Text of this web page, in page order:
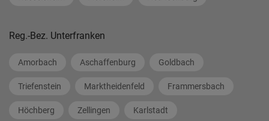
Reg.-Bez. Unterfranken
Amorbach Aschaffenburg Goldbach
Triefenstein Marktheidenfeld Frammersbach
Höchberg Zellingen Karlstadt